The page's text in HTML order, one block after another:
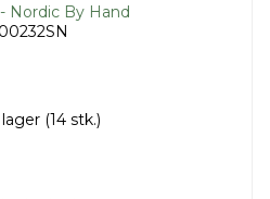
Nordic By Hand
(14 stk.)